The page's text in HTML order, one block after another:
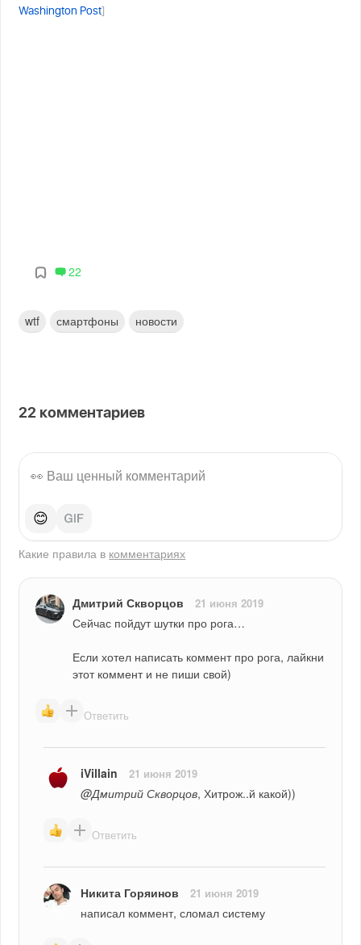
Washington Post
22
wtf смартфоны новости
22 комментариев
😊
Какие правила в комментариях
Дмитрий Скворцов 21 июня 2019
Сейчас пойдут шутки про рога…
Если хотел написать коммент про рога, лайкни
этот коммент и не пиши свой)
Ответить
iVillain 21 июня 2019
@Дмитрий Скворцов, Хитрож..й какой))
Ответить
Никита Горяинов 21 июня 2019
написал коммент, сломал систему